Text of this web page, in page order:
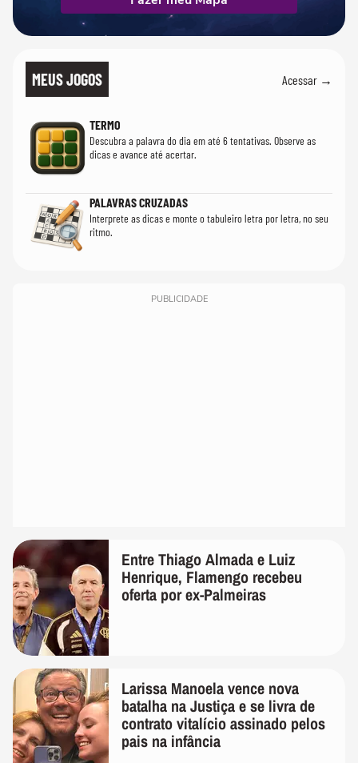
MEUS JOGOS Acessar →
TERMO
Descubra a palavra do dia em até 6 tentativas. Observe as
dicas e avance até acertar.
PALAVRAS CRUZADAS
Interprete as dicas e monte o tabuleiro letra por letra, no seu
ritmo.
PUBLICIDADE
Entre Thiago Almada e Luiz
Henrique, Flamengo recebeu
oferta por ex-Palmeiras
Larissa Manoela vence nova
batalha na Justiça e se livra de
contrato vitalício assinado pelos
pais na infância